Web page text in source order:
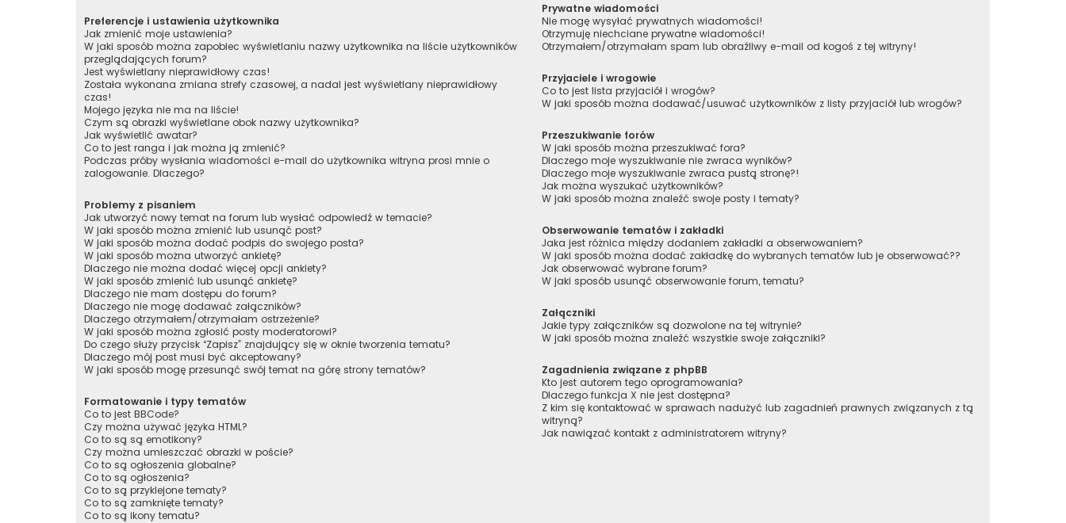
Preferencje i ustawienia użytkownika
Jak zmienić moje ustawienia?
W jaki sposób można zapobiec wyświetlaniu nazwy użytkownika na liście użytkowników
przeglądających forum?
Jest wyświetlany nieprawidłowy czas!
Została wykonana zmiana strefy czasowej, a nadal jest wyświetlany nieprawidłowy
czas!
Mojego języka nie ma na liście!
Czym są obrazki wyświetlane obok nazwy użytkownika?
Jak wyświetlić awatar?
Co to jest ranga i jak można ją zmienić?
Podczas próby wysłania wiadomości e-mail do użytkownika witryna prosi mnie o
zalogowanie. Dlaczego?
Problemy z pisaniem
Jak utworzyć nowy temat na forum lub wysłać odpowiedź w temacie?
W jaki sposób można zmienić lub usunąć post?
W jaki sposób można dodać podpis do swojego posta?
W jaki sposób można utworzyć ankietę?
Dlaczego nie można dodać więcej opcji ankiety?
W jaki sposób zmienić lub usunąć ankietę?
Dlaczego nie mam dostępu do forum?
Dlaczego nie mogę dodawać załączników?
Dlaczego otrzymałem/otrzymałam ostrzeżenie?
W jaki sposób można zgłosić posty moderatorowi?
Do czego służy przycisk “Zapisz” znajdujący się w oknie tworzenia tematu?
Dlaczego mój post musi być akceptowany?
W jaki sposób mogę przesunąć swój temat na górę strony tematów?
Formatowanie i typy tematów
Co to jest BBCode?
Czy można używać języka HTML?
Co to są są emotikony?
Czy można umieszczać obrazki w poście?
Co to są ogłoszenia globalne?
Co to są ogłoszenia?
Co to są przyklejone tematy?
Co to są zamknięte tematy?
Co to są ikony tematu?
Prywatne wiadomości
Nie mogę wysyłać prywatnych wiadomości!
Otrzymuję niechciane prywatne wiadomości!
Otrzymałem/otrzymałam spam lub obraźliwy e-mail od kogoś z tej witryny!
Przyjaciele i wrogowie
Co to jest lista przyjaciół i wrogów?
W jaki sposób można dodawać/usuwać użytkowników z listy przyjaciół lub wrogów?
Przeszukiwanie forów
W jaki sposób można przeszukiwać fora?
Dlaczego moje wyszukiwanie nie zwraca wyników?
Dlaczego moje wyszukiwanie zwraca pustą stronę?!
Jak można wyszukać użytkowników?
W jaki sposób można znaleźć swoje posty i tematy?
Obserwowanie tematów i zakładki
Jaka jest różnica między dodaniem zakładki a obserwowaniem?
W jaki sposób można dodać zakładkę do wybranych tematów lub je obserwować??
Jak obserwować wybrane forum?
W jaki sposób usunąć obserwowanie forum, tematu?
Załączniki
Jakie typy załączników są dozwolone na tej witrynie?
W jaki sposób można znaleźć wszystkie swoje załączniki?
Zagadnienia związane z phpBB
Kto jest autorem tego oprogramowania?
Dlaczego funkcja X nie jest dostępna?
Z kim się kontaktować w sprawach nadużyć lub zagadnień prawnych związanych z tą
witryną?
Jak nawiązać kontakt z administratorem witryny?